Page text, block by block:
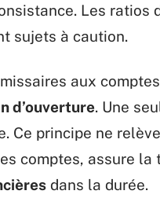
Les ratios
sujets à caution.
aux
d’ouverture. Une
Ce principe ne
comptes, assure
dans la durée.